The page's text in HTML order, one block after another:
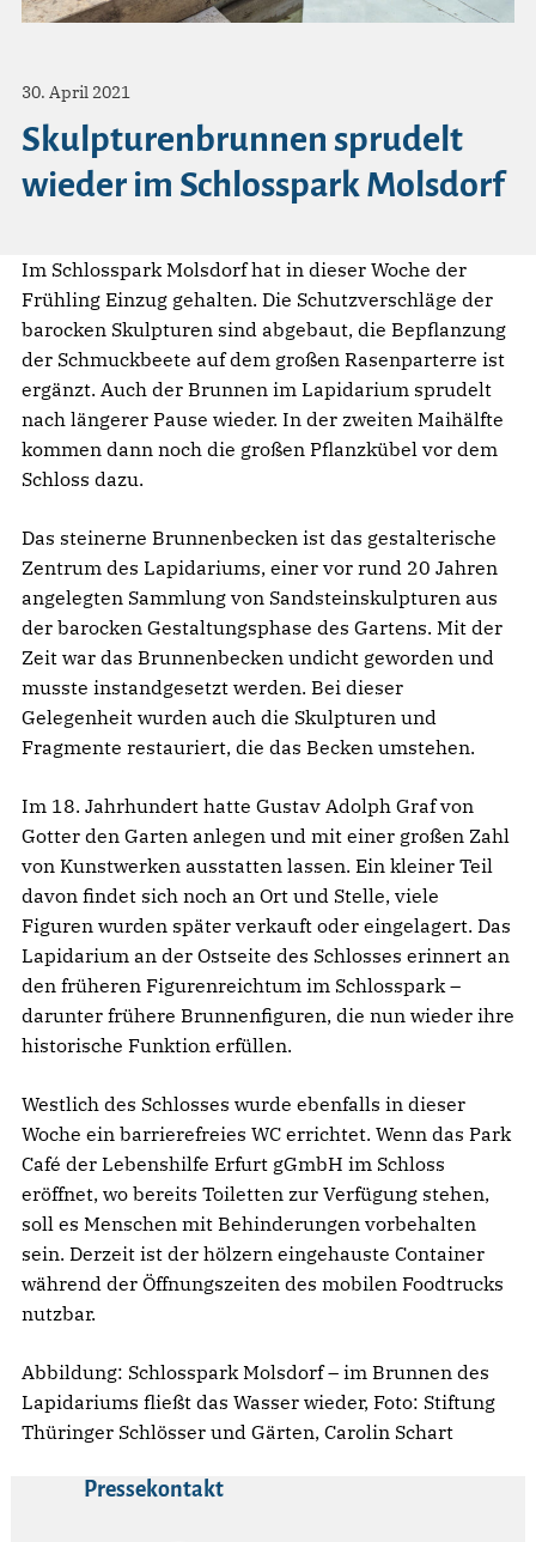
30. April 2021
Skulpturenbrunnen sprudelt
wieder im Schlosspark Molsdorf
Im Schlosspark Molsdorf hat in dieser Woche der
Frühling Einzug gehalten. Die Schutzverschläge der
barocken Skulpturen sind abgebaut, die Bepflanzung
der Schmuckbeete auf dem großen Rasenparterre ist
ergänzt. Auch der Brunnen im Lapidarium sprudelt
nach längerer Pause wieder. In der zweiten Maihälfte
kommen dann noch die großen Pflanzkübel vor dem
Schloss dazu.
Das steinerne Brunnenbecken ist das gestalterische
Zentrum des Lapidariums, einer vor rund 20 Jahren
angelegten Sammlung von Sandsteinskulpturen aus
der barocken Gestaltungsphase des Gartens. Mit der
Zeit war das Brunnenbecken undicht geworden und
musste instandgesetzt werden. Bei dieser
Gelegenheit wurden auch die Skulpturen und
Fragmente restauriert, die das Becken umstehen.
Im 18. Jahrhundert hatte Gustav Adolph Graf von
Gotter den Garten anlegen und mit einer großen Zahl
von Kunstwerken ausstatten lassen. Ein kleiner Teil
davon findet sich noch an Ort und Stelle, viele
Figuren wurden später verkauft oder eingelagert. Das
Lapidarium an der Ostseite des Schlosses erinnert an
den früheren Figurenreichtum im Schlosspark –
darunter frühere Brunnenfiguren, die nun wieder ihre
historische Funktion erfüllen.
Westlich des Schlosses wurde ebenfalls in dieser
Woche ein barrierefreies WC errichtet. Wenn das Park
Café der Lebenshilfe Erfurt gGmbH im Schloss
eröffnet, wo bereits Toiletten zur Verfügung stehen,
soll es Menschen mit Behinderungen vorbehalten
sein. Derzeit ist der hölzern eingehauste Container
während der Öffnungszeiten des mobilen Foodtrucks
nutzbar.
Abbildung: Schlosspark Molsdorf – im Brunnen des
Lapidariums fließt das Wasser wieder, Foto: Stiftung
Thüringer Schlösser und Gärten, Carolin Schart
Pressekontakt